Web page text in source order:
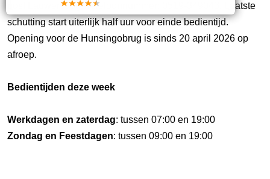
post Lauwersoog. Telefoonnummer: 0519-349043. Laatste
schutting start uiterlijk half uur voor einde bedientijd.
Opening voor de Hunsingobrug is sinds 20 april 2026 op
afroep.
Bedientijden deze week
Werkdagen en zaterdag: tussen 07:00 en 19:00
Zondag en Feestdagen: tussen 09:00 en 19:00